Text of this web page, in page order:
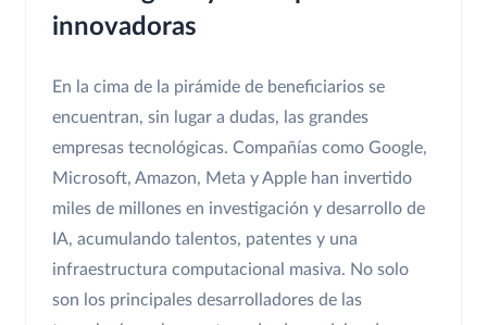
innovadoras
En la cima de la pirámide de beneficiarios se
encuentran, sin lugar a dudas, las grandes
empresas tecnológicas. Compañías como Google,
Microsoft, Amazon, Meta y Apple han invertido
miles de millones en investigación y desarrollo de
IA, acumulando talentos, patentes y una
infraestructura computacional masiva. No solo
son los principales desarrolladores de las